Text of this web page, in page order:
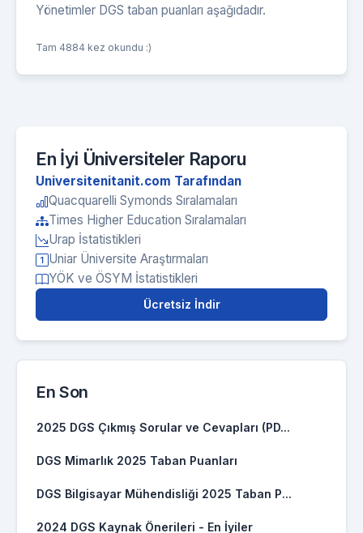
Yönetimler DGS taban puanları aşağıdadır.
Tam 4884 kez okundu :)
En İyi Üniversiteler Raporu
Universitenitanit.com Tarafından
Quacquarelli Symonds Sıralamaları
Times Higher Education Sıralamaları
Urap İstatistikleri
Uniar Üniversite Araştırmaları
YÖK ve ÖSYM İstatistikleri
Ücretsiz İndir
En Son
2025 DGS Çıkmış Sorular ve Cevapları (PD...
DGS Mimarlık 2025 Taban Puanları
DGS Bilgisayar Mühendisliği 2025 Taban P...
2024 DGS Kaynak Önerileri - En İyiler